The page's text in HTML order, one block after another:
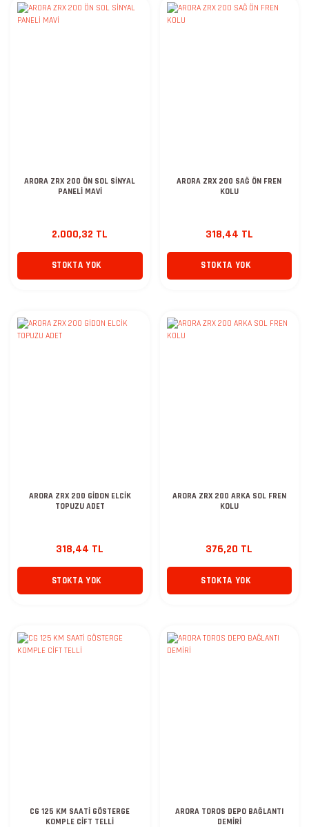
ARORA ZRX 200 ÖN SOL SİNYAL
PANELİ MAVİ
2.000,32 TL
STOKTA YOK
ARORA ZRX 200 SAĞ ÖN FREN
KOLU
318,44 TL
STOKTA YOK
ARORA ZRX 200 GİDON ELCİK
TOPUZU ADET
318,44 TL
STOKTA YOK
ARORA ZRX 200 ARKA SOL FREN
KOLU
376,20 TL
STOKTA YOK
CG 125 KM SAATİ GÖSTERGE
KOMPLE CİFT TELLİ
ARORA TOROS DEPO BAĞLANTI
DEMİRİ